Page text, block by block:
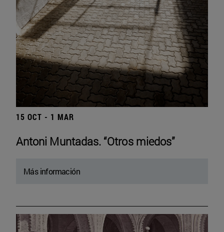
15 OCT - 1 MAR
Antoni Muntadas. “Otros miedos”
Más información